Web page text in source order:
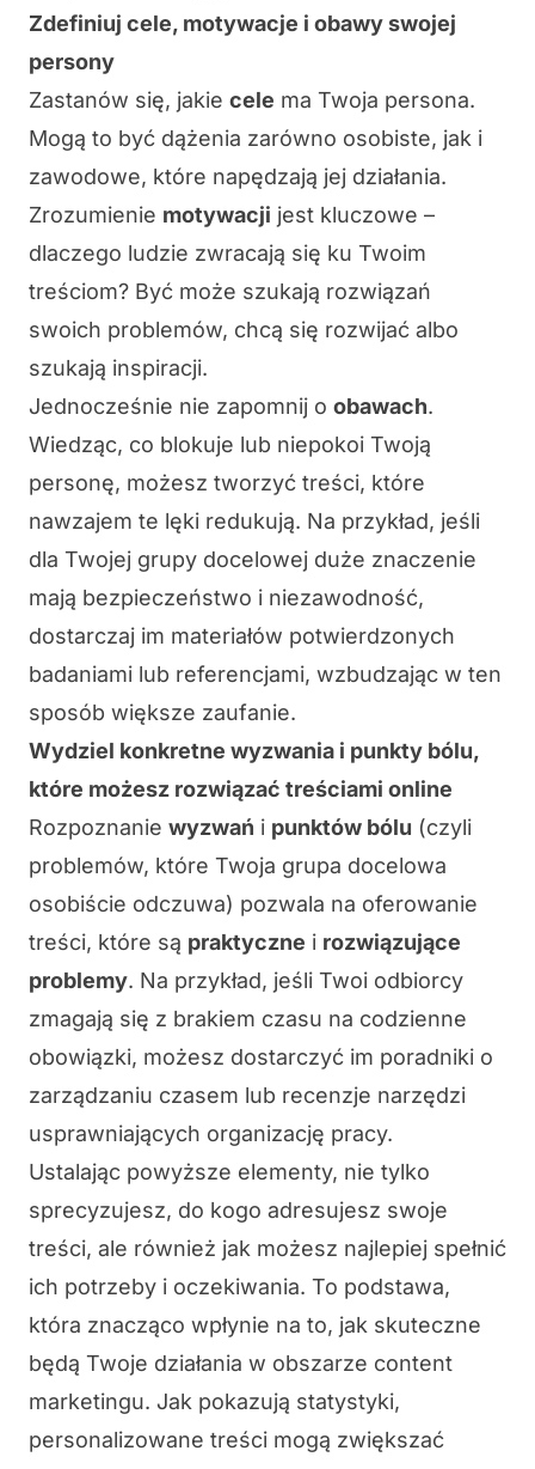
Zdefiniuj cele, motywacje i obawy swojej
persony
Zastanów się, jakie cele ma Twoja persona.
Mogą to być dążenia zarówno osobiste, jak i
zawodowe, które napędzają jej działania.
Zrozumienie motywacji jest kluczowe –
dlaczego ludzie zwracają się ku Twoim
treściom? Być może szukają rozwiązań
swoich problemów, chcą się rozwijać albo
szukają inspiracji.
Jednocześnie nie zapomnij o obawach.
Wiedząc, co blokuje lub niepokoi Twoją
personę, możesz tworzyć treści, które
nawzajem te lęki redukują. Na przykład, jeśli
dla Twojej grupy docelowej duże znaczenie
mają bezpieczeństwo i niezawodność,
dostarczaj im materiałów potwierdzonych
badaniami lub referencjami, wzbudzając w ten
sposób większe zaufanie.
Wydziel konkretne wyzwania i punkty bólu,
które możesz rozwiązać treściami online
Rozpoznanie wyzwań i punktów bólu (czyli
problemów, które Twoja grupa docelowa
osobiście odczuwa) pozwala na oferowanie
treści, które są praktyczne i rozwiązujące
problemy. Na przykład, jeśli Twoi odbiorcy
zmagają się z brakiem czasu na codzienne
obowiązki, możesz dostarczyć im poradniki o
zarządzaniu czasem lub recenzje narzędzi
usprawniających organizację pracy.
Ustalając powyższe elementy, nie tylko
sprecyzujesz, do kogo adresujesz swoje
treści, ale również jak możesz najlepiej spełnić
ich potrzeby i oczekiwania. To podstawa,
która znacząco wpłynie na to, jak skuteczne
będą Twoje działania w obszarze content
marketingu. Jak pokazują statystyki,
personalizowane treści mogą zwiększać